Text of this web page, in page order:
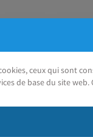
ceux qui sont
de base du site web.